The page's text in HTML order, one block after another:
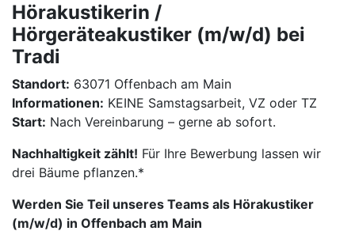
Hörakustikerin /
Hörgeräteakustiker (m/w/d) bei
Tradi
Standort: 63071 Offenbach am Main
Informationen: KEINE Samstagsarbeit, VZ oder TZ
Start: Nach Vereinbarung – gerne ab sofort.
Nachhaltigkeit zählt! Für Ihre Bewerbung lassen wir
drei Bäume pflanzen.*
Werden Sie Teil unseres Teams als Hörakustiker
(m/w/d) in Offenbach am Main